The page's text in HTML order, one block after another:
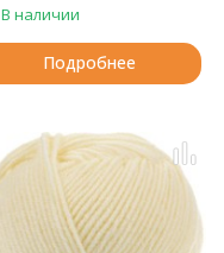
В наличии
Подробнее